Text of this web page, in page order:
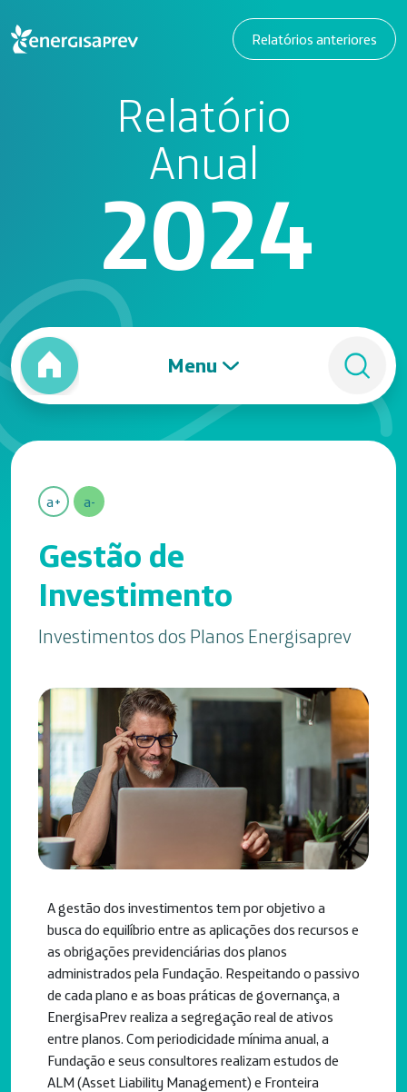
Relatórios anteriores
Relatório
Anual
2024
Menu
a+ a-
Gestão de
Investimento
Investimentos dos Planos Energisaprev
A gestão dos investimentos tem por objetivo a
busca do equilíbrio entre as aplicações dos recursos e
as obrigações previdenciárias dos planos
administrados pela Fundação. Respeitando o passivo
de cada plano e as boas práticas de governança, a
EnergisaPrev realiza a segregação real de ativos
entre planos. Com periodicidade mínima anual, a
Fundação e seus consultores realizam estudos de
ALM (Asset Liability Management) e Fronteira